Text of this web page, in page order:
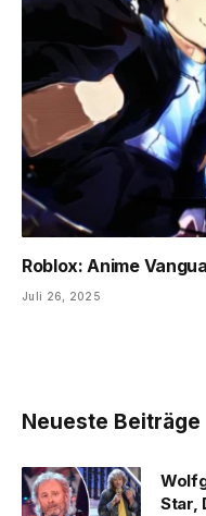
Roblox: Anime
Juli 26, 2025
Neueste Beiträge
Star,